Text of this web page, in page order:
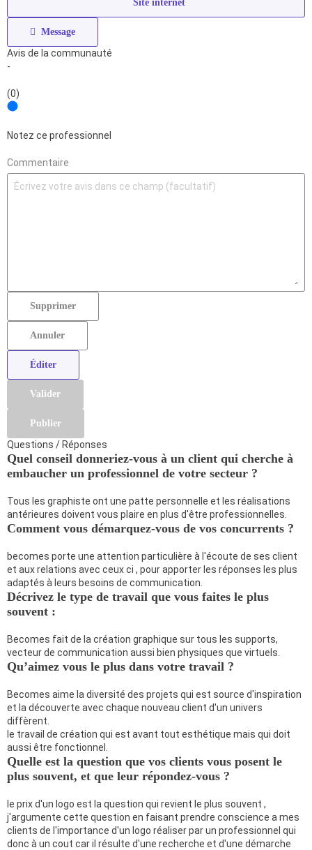
Site internet
Message
Avis de la communauté
-
(0)
Notez ce professionnel
Commentaire
Supprimer
Annuler
Éditer
Valider
Publier
Questions / Réponses
Quel conseil donneriez-vous à un client qui cherche à
embaucher un professionnel de votre secteur ?
Tous les graphiste ont une patte personnelle et les réalisations
antérieures doivent vous plaire en plus d'être professionnelles.
Comment vous démarquez-vous de vos concurrents ?
becomes porte une attention particulière à l'écoute de ses client
et aux relations avec ceux ci , pour apporter les réponses les plus
adaptés à leurs besoins de communication.
Décrivez le type de travail que vous faites le plus
souvent :
Becomes fait de la création graphique sur tous les supports,
vecteur de communication aussi bien physiques que virtuels.
Qu’aimez vous le plus dans votre travail ?
Becomes aime la diversité des projets qui est source d'inspiration
et la découverte avec chaque nouveau client d'un univers
diffèrent.
le travail de création qui est avant tout esthétique mais qui doit
aussi être fonctionnel.
Quelle est la question que vos clients vous posent le
plus souvent, et que leur répondez-vous ?
le prix d'un logo est la question qui revient le plus souvent ,
j'argumente cette question en faisant prendre conscience a mes
clients de l'importance d'un logo réaliser par un professionnel qui
donc à un cout car il résulte d'une recherche et d'une démarche